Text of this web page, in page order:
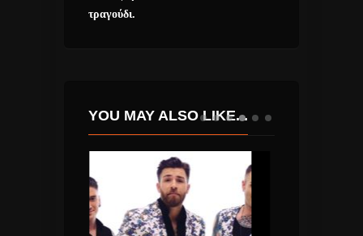
τραγούδι.
YOU MAY ALSO LIKE...